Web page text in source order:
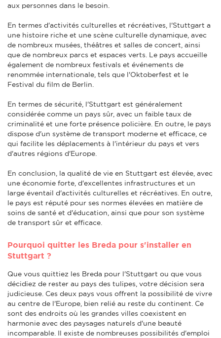
aux personnes dans le besoin.
En termes d'activités culturelles et récréatives, l'Stuttgart a
une histoire riche et une scène culturelle dynamique, avec
de nombreux musées, théâtres et salles de concert, ainsi
que de nombreux parcs et espaces verts. Le pays accueille
également de nombreux festivals et événements de
renommée internationale, tels que l'Oktoberfest et le
Festival du film de Berlin.
En termes de sécurité, l'Stuttgart est généralement
considérée comme un pays sûr, avec un faible taux de
criminalité et une forte présence policière. En outre, le pays
dispose d'un système de transport moderne et efficace, ce
qui facilite les déplacements à l'intérieur du pays et vers
d'autres régions d'Europe.
En conclusion, la qualité de vie en Stuttgart est élevée, avec
une économie forte, d'excellentes infrastructures et un
large éventail d'activités culturelles et récréatives. En outre,
le pays est réputé pour ses normes élevées en matière de
soins de santé et d'éducation, ainsi que pour son système
de transport sûr et efficace.
Pourquoi quitter les Breda pour s'installer en
Stuttgart ?
Que vous quittiez les Breda pour l'Stuttgart ou que vous
décidiez de rester au pays des tulipes, votre décision sera
judicieuse. Ces deux pays vous offrent la possibilité de vivre
au centre de l'Europe, bien relié au reste du continent. Ce
sont des endroits où les grandes villes coexistent en
harmonie avec des paysages naturels d'une beauté
incomparable. Il existe de nombreuses possibilités d'emploi